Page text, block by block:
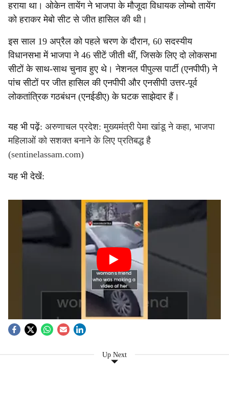
हराया था। ओकेन तायेंग ने भाजपा के मौजूदा विधायक लोम्बो तायेंग
को हराकर मेबो सीट से जीत हासिल की थी।
इस साल 19 अप्रैल को पहले चरण के दौरान, 60 सदस्यीय
विधानसभा में भाजपा ने 46 सीटें जीती थीं, जिसके लिए दो लोकसभा
सीटों के साथ-साथ चुनाव हुए थे। नेशनल पीपुल्स पार्टी (एनपीपी) ने
पांच सीटों पर जीत हासिल की एनपीपी और एनसीपी उत्तर-पूर्व
लोकतांत्रिक गठबंधन (एनईडीए) के घटक साझेदार हैं।
यह भी पढ़ें: अरुणाचल प्रदेश: मुख्यमंत्री पेमा खांडू ने कहा, भाजपा
महिलाओं को सशक्त बनाने के लिए प्रतिबद्ध है
(sentinelassam.com)
यह भी देखें:
Up Next